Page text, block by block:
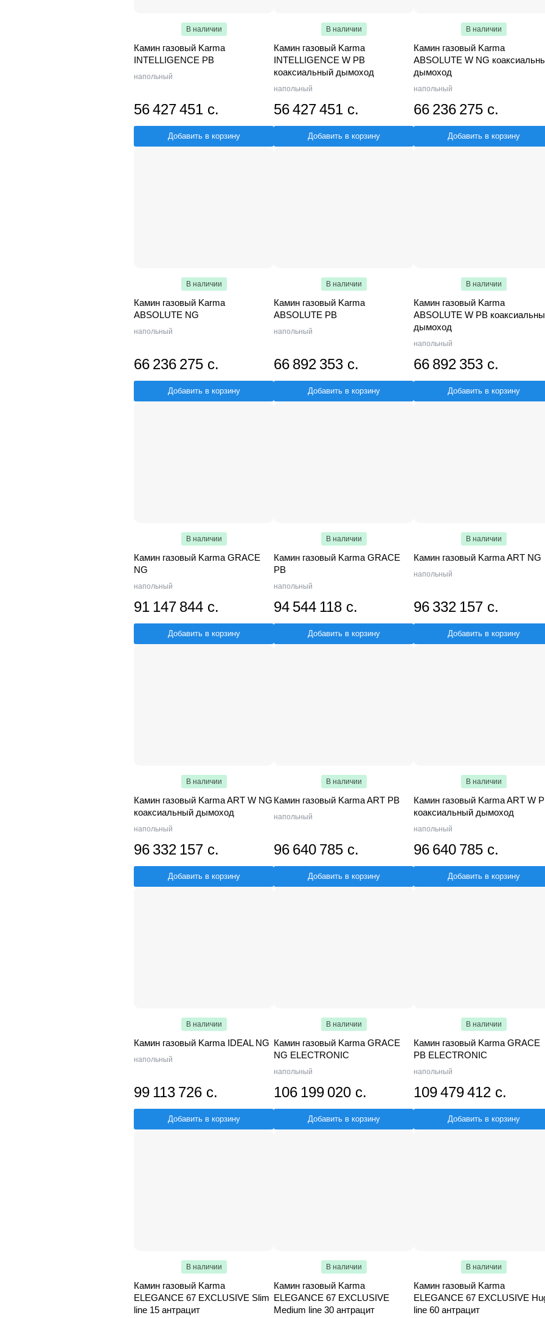
В наличии
Камин газовый Karma
INTELLIGENCE PB
напольный
56 427 451 с.
Добавить в корзину
В наличии
Камин газовый Karma
INTELLIGENCE W PB
коаксиальный дымоход
напольный
56 427 451 с.
Добавить в корзину
В наличии
Камин газовый Karma
ABSOLUTE W NG
дымоход
напольный
66 236 275 с.
Добавить в корзину
В наличии
Камин газовый Karma
ABSOLUTE NG
напольный
66 236 275 с.
Добавить в корзину
В наличии
Камин газовый Karma
ABSOLUTE PB
напольный
66 892 353 с.
Добавить в корзину
В наличии
Камин газовый Karma
ABSOLUTE W PB
дымоход
напольный
66 892 353 с.
Добавить в корзину
В наличии
Камин газовый Karma GRACE
NG
напольный
91 147 844 с.
Добавить в корзину
В наличии
Камин газовый Karma GRACE
PB
напольный
94 544 118 с.
Добавить в корзину
В наличии
Камин газовый Karma ART NG
напольный
96 332 157 с.
Добавить в корзину
В наличии
Камин газовый Karma ART W NG
коаксиальный дымоход
напольный
96 332 157 с.
Добавить в корзину
В наличии
Камин газовый Karma ART PB
напольный
96 640 785 с.
Добавить в корзину
В наличии
Камин газовый Karma ART W
коаксиальный дымоход
напольный
96 640 785 с.
Добавить в корзину
В наличии
Камин газовый Karma IDEAL NG
напольный
99 113 726 с.
Добавить в корзину
В наличии
Камин газовый Karma GRACE
NG ELECTRONIC
напольный
106 199 020 с.
Добавить в корзину
В наличии
Камин газовый Karma GRACE
PB ELECTRONIC
напольный
109 479 412 с.
Добавить в корзину
В наличии
Камин газовый Karma
ELEGANCE 67 EXCLUSIVE Slim
line 15 антрацит
В наличии
Камин газовый Karma
ELEGANCE 67 EXCLUSIVE
Medium line 30 антрацит
В наличии
Камин газовый Karma
ELEGANCE 67 EXCLUSIVE
line 60 антрацит